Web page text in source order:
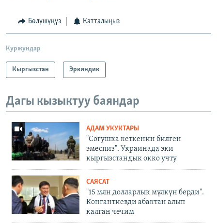
Бөлүшүңүз Катталыңыз
Куржундар
Кыргызстан Эркиндик
Дагы кызыктуу баяндар
АДАМ УКУКТАРЫ
"Согушка кеткенин билген
эмеспиз". Украинада эки
кыргызстандык окко учту
САЯСАТ
"15 млн долларлык мүлкүн берди".
Конгантиевди абактан алып
калган чечим